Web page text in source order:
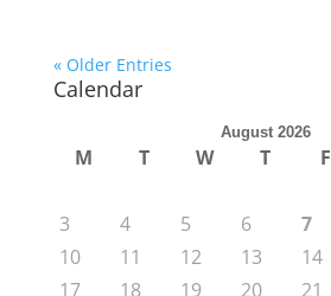
« Older Entries
Calendar
August 2026
M T W T F
3
4 5 6 7
10
11 12 13 14
17
18 19 20 21